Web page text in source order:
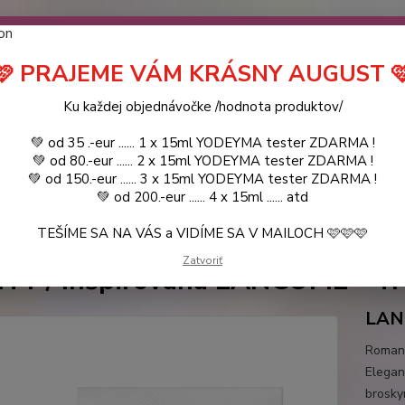
❤️ od .. 35 .-eur CENA PRODUKTOV si môžte vybrať ..
.. (TIE VŠAK TERBA VPÍSAŤ V SEKCII DODACE
a VIDÍME SA V MAILOCH a v Košiciach :) aj OSOBNE. 👋🤚👋 ..
KATALÓG Blog
Hľadať
YODEYMA - DÁMSKE PARFEMY 100ml VANITY / Inšpirovaná
/ Inšpirovaná LANCOME -
PRAJEME VÁM KRÁSNY AUGUST
Ku každej objednávočke /hodnota produktov/
💚 od 35 .-eur ...... 1 x 15ml YODEYMA tester ZDARMA !
💚 od 80.-eur ...... 2 x 15ml YODEYMA tester ZDARMA !
💚 od 150.-eur ...... 3 x 15ml YODEYMA tester ZDARMA !
💚 od 200.-eur ...... 4 x 15ml ...... atd
TEŠÍME SA NA VÁS a VIDÍME SA V MAILOCH 🩷🩷🩷
Zatvoriť